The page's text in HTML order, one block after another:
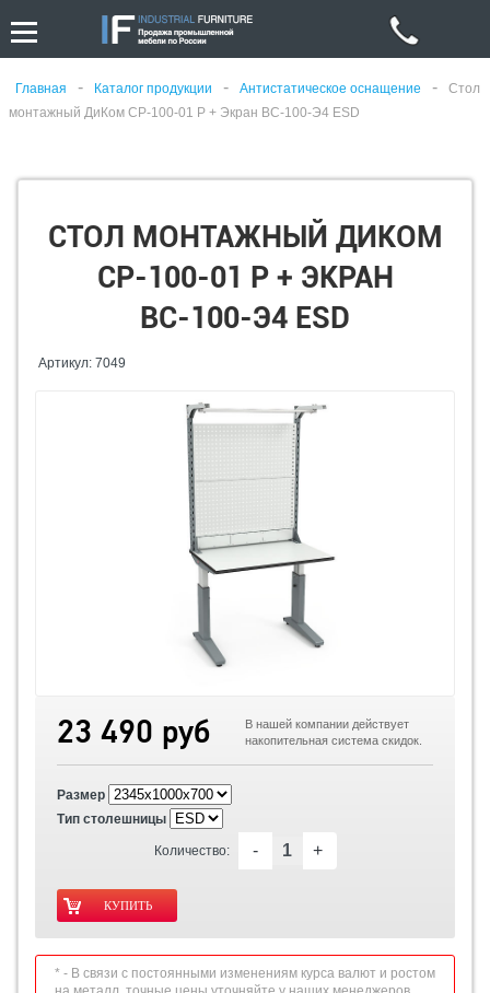
Главная - Каталог продукции - Антистатическое оснащение -
Стол
монтажный ДиКом СР-100-01 Р + Экран ВС-100-Э4 ESD
СТОЛ МОНТАЖНЫЙ ДИКОМ
СР-100-01 Р + ЭКРАН
ВС-100-Э4 ESD
Артикул: 7049
23 490 руб
В нашей компании действует
накопительная система скидок.
Размер
Тип столешницы
Количество: - +
* - В связи с постоянными изменениям курса валют и ростом